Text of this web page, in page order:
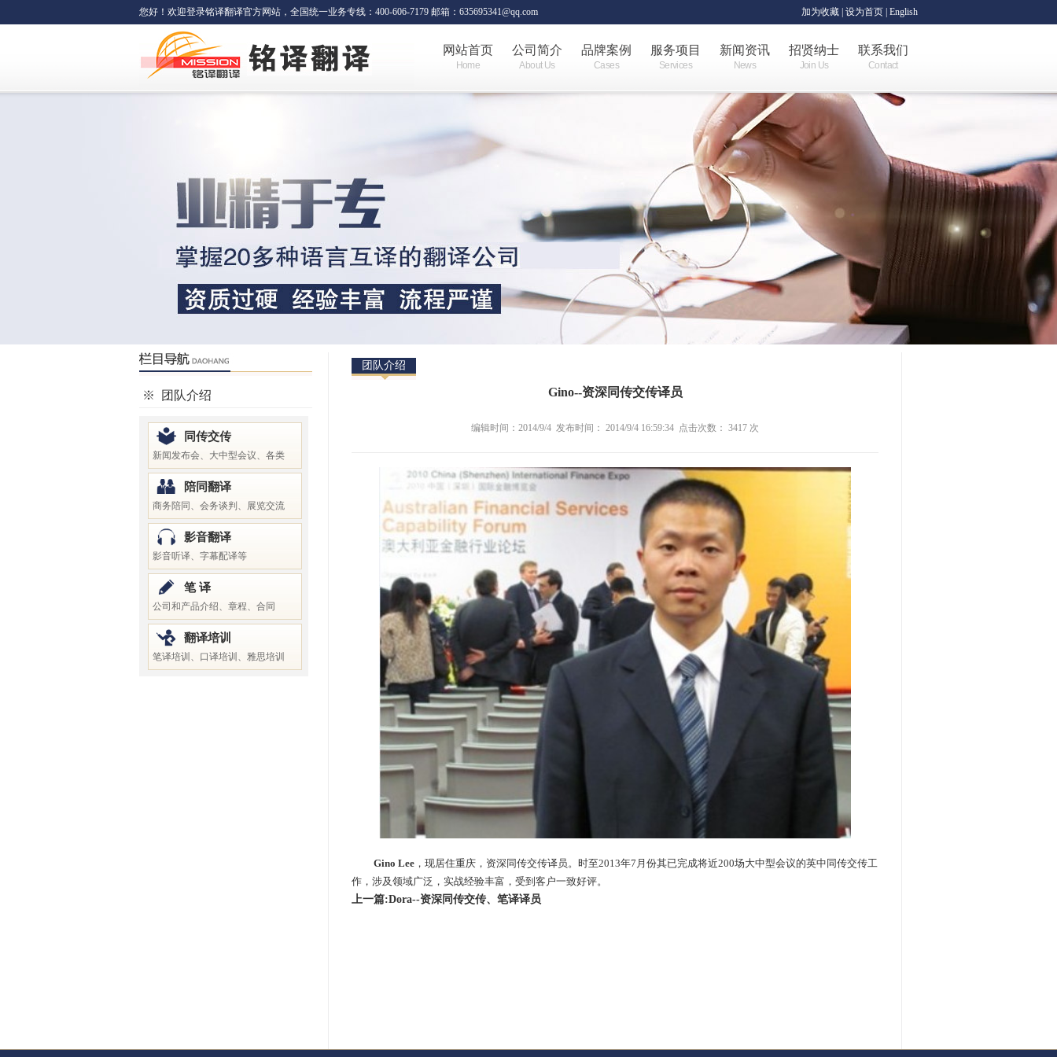
加为收藏 设为首页 | English
您好！欢迎登录铭译翻译官方网站，全国统一业务专线：400-606-7179 邮箱：635695341@qq.com
联系我们
Contact
招贤纳士
Join Us
新闻资讯
News
服务项目
Services
品牌案例
Cases
公司简介
About Us
网站首页
Home
※ 团队介绍
同传交传
新闻发布会、大中型会议、各类
陪同翻译
商务陪同、会务谈判、展览交流
影音翻译
影音听译、字幕配译等
笔 译
公司和产品介绍、章程、合同
翻译培训
笔译培训、口译培训、雅思培训
团队介绍
Gino--资深同传交传译员
编辑时间：2014/9/4 发布时间： 2014/9/4 16:59:34 点击次数： 3417 次
Gino Lee ，现居住重庆，资深同传交传译员。时至2013年7月份其已完成将近200场大中型会议的英中同传交传工
作，涉及领域广泛，实战经验丰富，受到客户一致好评。
上一篇:Dora--资深同传交传、笔译译员